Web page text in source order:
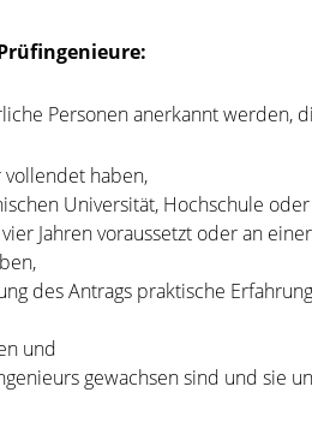
Personen anerkannt werden,
haben,
Universität, Hochschule
Jahren voraussetzt oder an
des Antrags praktische
und
gewachsen sind und sie